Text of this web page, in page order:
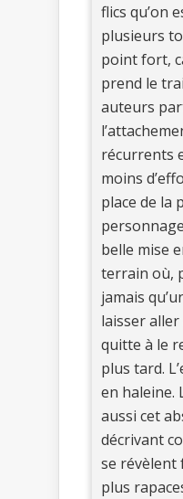
flics qu’on
plusieurs
point fort,
prend le
auteurs
récurrents
moins
place de la
belle mise
terrain où,
jamais
laisser
quitte à le
plus tard.
en haleine.
aussi cet
décrivant
se révèlent
plus